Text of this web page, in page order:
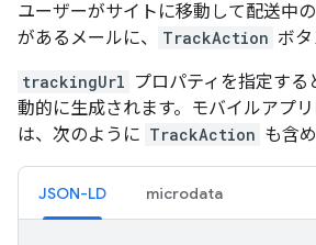
ユーザーがサイトに移動して配送中
があるメールに、
TrackAction ボタ
trackingUrl プロパティを指定する
動的に生成されます。モバイルアプ
は、次のように TrackAction も含め
JSON-LD microdata